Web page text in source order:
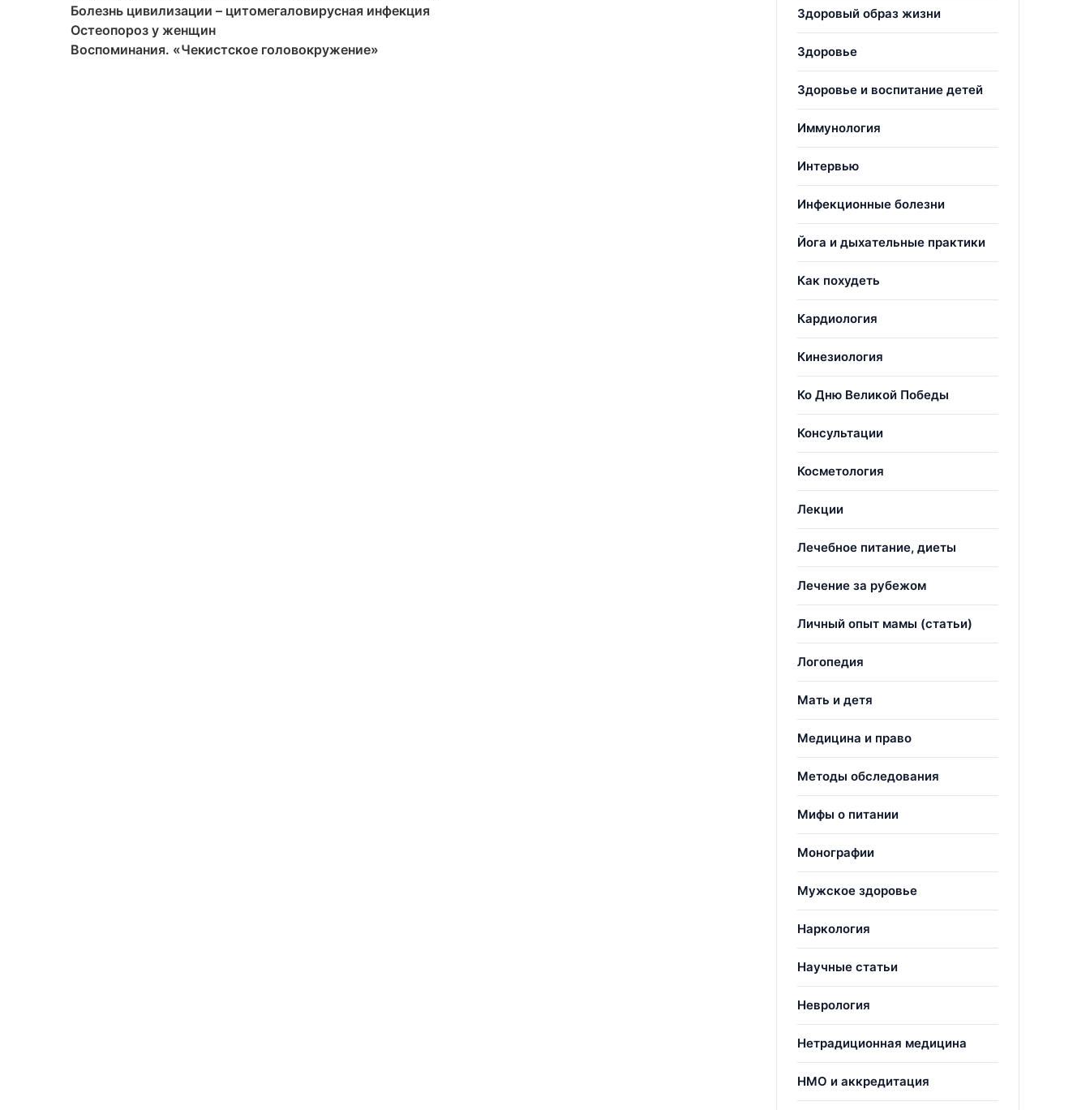
Болезнь цивилизации – цитомегаловирусная инфекция
Остеопороз у женщин
Воспоминания. «Чекистское головокружение»
Здоровый образ жизни
Здоровье
Здоровье и воспитание детей
Иммунология
Интервью
Инфекционные болезни
Йога и дыхательные практики
Как похудеть
Кардиология
Кинезиология
Ко Дню Великой Победы
Консультации
Косметология
Лекции
Лечебное питание, диеты
Лечение за рубежом
Личный опыт мамы (статьи)
Логопедия
Мать и детя
Медицина и право
Методы обследования
Мифы о питании
Монографии
Мужское здоровье
Наркология
Научные статьи
Неврология
Нетрадиционная медицина
НМО и аккредитация